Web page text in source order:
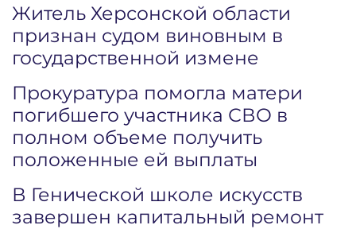
Житель Херсонской области
признан судом виновным в
государственной измене
Прокуратура помогла матери
погибшего участника СВО в
полном объеме получить
положенные ей выплаты
В Генической школе искусств
завершен капитальный ремонт